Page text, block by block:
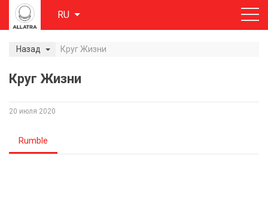
RU
Назад Круг Жизни
Круг Жизни
20 июля 2020
Rumble